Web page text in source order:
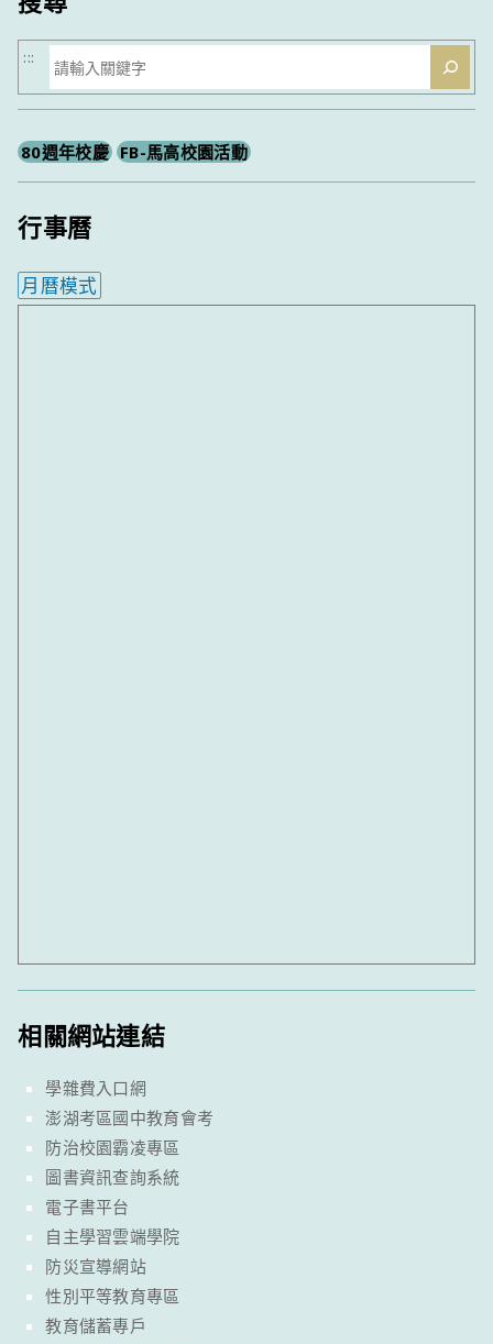
搜
尋
:::
80週年校慶 FB-馬高校園活動
行事曆
月曆模式
相關網站連結
學雜費入口網
澎湖考區國中教育會考
防治校園霸凌專區
圖書資訊查詢系統
電子書平台
自主學習雲端學院
防災宣導網站
性別平等教育專區
教育儲蓄專戶